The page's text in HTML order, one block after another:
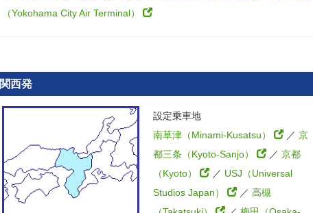
（Yokohama City Air Terminal）
関西発
設定乗車地
南草津（Minami-Kusatsu）
／ 京
都三条（Kyoto-Sanjo）
／ 京都
（Kyoto）
／ USJ（Universal
Studios Japan）
／ 高槻